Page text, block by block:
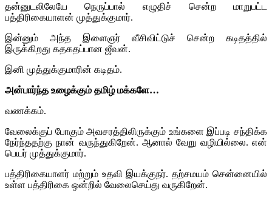
தன்னுடலிலேயே நெருப்பால் எழுதிச் சென்ற மாறுபட்ட
பத்திரிகையாளன் முத்துக்குமார்.
இன்னும் அந்த இளைஞர் வீசிவிட்டுச் சென்ற கடிதத்தில்
இருக்கிறது கதகதப்பான ஜீவன்.
இனி முத்துக்குமாரின் கடிதம்.
அன்பார்ந்த உழைக்கும் தமிழ் மக்களே…
வணக்கம்.
வேலைக்குப் போகும் அவசரத்திலிருக்கும் உங்களை இப்படி சந்திக்க
நேர்ந்ததற்கு நான் வருந்துகிறேன். ஆனால் வேறு வழியில்லை. என்
பெயர் முத்துக்குமார்.
பத்திரிகையாளர் மற்றும் உதவி இயக்குநர். தற்சமயம் சென்னையில்
உள்ள பத்திரிகை ஒன்றில் வேலைசெய்து வருகிறேன்.